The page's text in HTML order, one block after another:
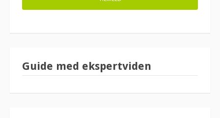
Guide med ekspertviden